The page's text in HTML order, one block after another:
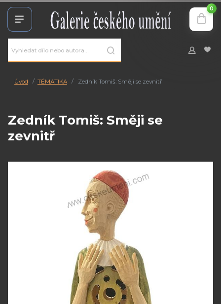
0
Úvod TÉMATIKA Zedník Tomiš: Směji se zevnitř
Zedník Tomiš: Směji se
zevnitř